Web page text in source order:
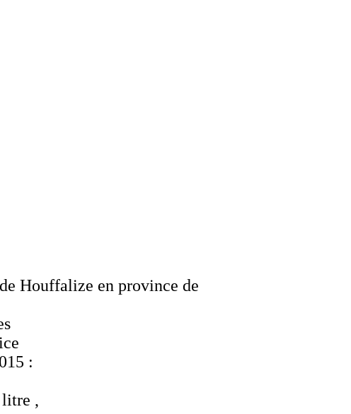
Houffalize en province de
:
,